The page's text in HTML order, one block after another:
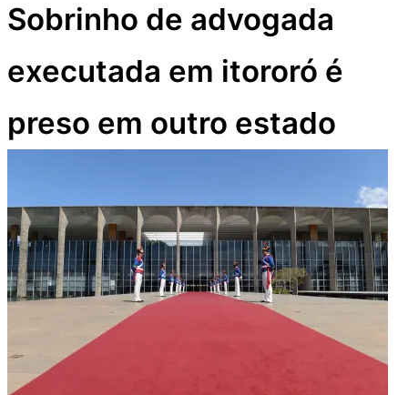
Sobrinho de advogada
executada em itororó é
preso em outro estado